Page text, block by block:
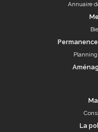
Annuaire
La